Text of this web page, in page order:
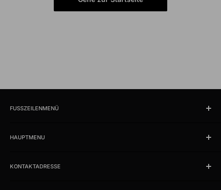
FUSSZEILENMENÜ
Öffnungszeiten und Lokalität
AGB
HAUPTMENU
News
KONTAKTADRESSE